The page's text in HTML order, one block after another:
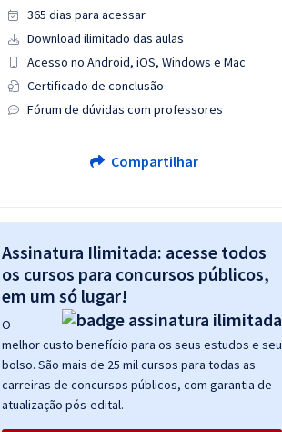
365 dias para acessar
Download ilimitado das aulas
Acesso no Android, iOS, Windows e Mac
Certificado de conclusão
Fórum de dúvidas com professores
Compartilhar
Assinatura Ilimitada: acesse todos
os cursos para concursos públicos,
em um só lugar!
O
melhor custo benefício para os seus estudos e seu
bolso. São mais de 25 mil cursos para todas as
carreiras de concursos públicos, com garantia de
atualização pós-edital.